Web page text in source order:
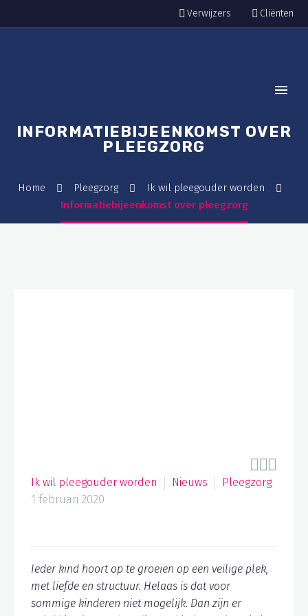
Verwijzers Cliënten
INFORMATIEBIJEENKOMST OVER
PLEEGZORG
Home Pleegzorg
Ik wil pleegouder worden
Informatiebijeenkomst over pleegzorg

Ik wil pleegouder worden Nieuws
Pleegzorg
1 februari 2020
Ieder kind hoort op te groeien op een veilige plek,
met liefde en structuur. Helaas is dat voor
sommige kinderen niet mogelijk. Dan zijn er